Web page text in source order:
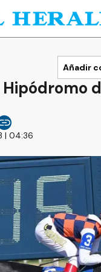
Añadir
| 04:36